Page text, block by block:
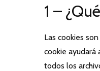
1 –
Las cookies
cookie
todos los